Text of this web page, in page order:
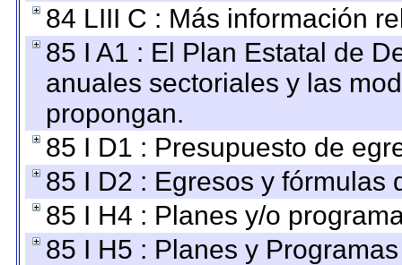
84 LIII C : Más información
85 I A1 : El Plan Estatal de
anuales sectoriales y las
propongan.
85 I D1 : Presupuesto de
85 I D2 : Egresos y fórmulas
85 I H4 : Planes y/o
85 I H5 : Planes y